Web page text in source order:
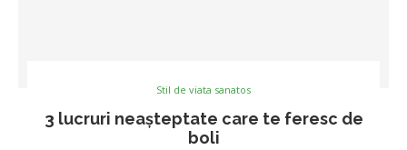
Stil de viata sanatos
3 lucruri neașteptate care te feresc de
boli